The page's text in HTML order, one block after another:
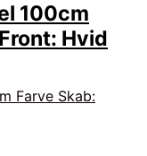
100cm
Hvid